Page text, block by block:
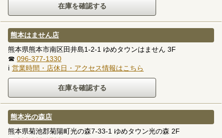
熊本はません店
熊本県熊本市南区田井島1-2-1 ゆめタウンはません 3F
☎ 096-377-1330
ℹ 営業時間・店休日・アクセス情報はこちら
熊本光の森店
熊本県菊池郡菊陽町光の森7-33-1 ゆめタウン光の森 2F